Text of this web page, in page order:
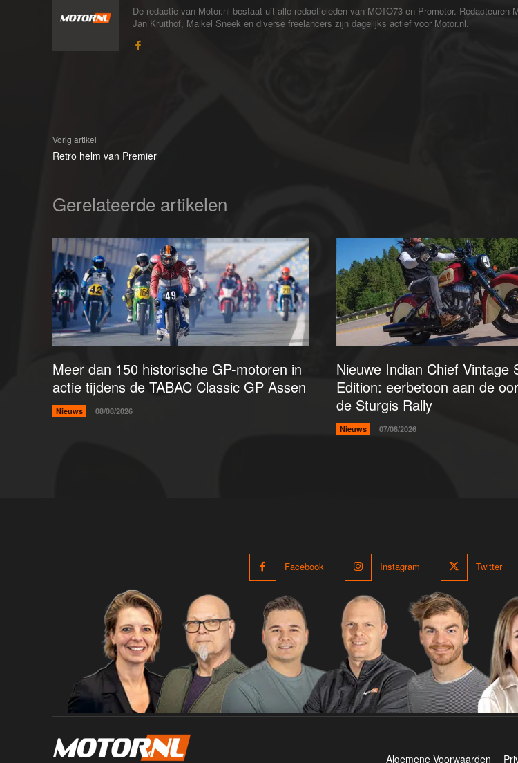
De redactie van Motor.nl bestaat uit alle redactieleden van MOTO73 en Promotor. Redacteuren
Jan Kruithof, Maikel Sneek en diverse freelancers zijn dagelijks actief voor Motor.nl.
Vorig artikel
Retro helm van Premier
Gerelateerde artikelen
Meer dan 150 historische GP-motoren in
actie tijdens de TABAC Classic GP Assen
Nieuws 08/08/2026
Nieuwe Indian Chief Vintage
Edition: eerbetoon aan de
de Sturgis Rally
Nieuws 07/08/2026
Facebook Instagram Twitter
Algemene Voorwaarden